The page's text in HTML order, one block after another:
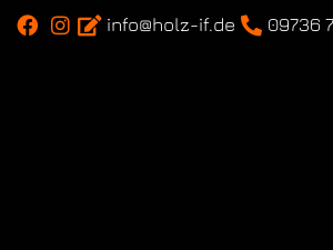
info@holz-if.de 09736